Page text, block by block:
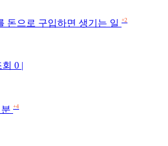
돈으로 구입하면 생기는 일 +2
0 |
+4